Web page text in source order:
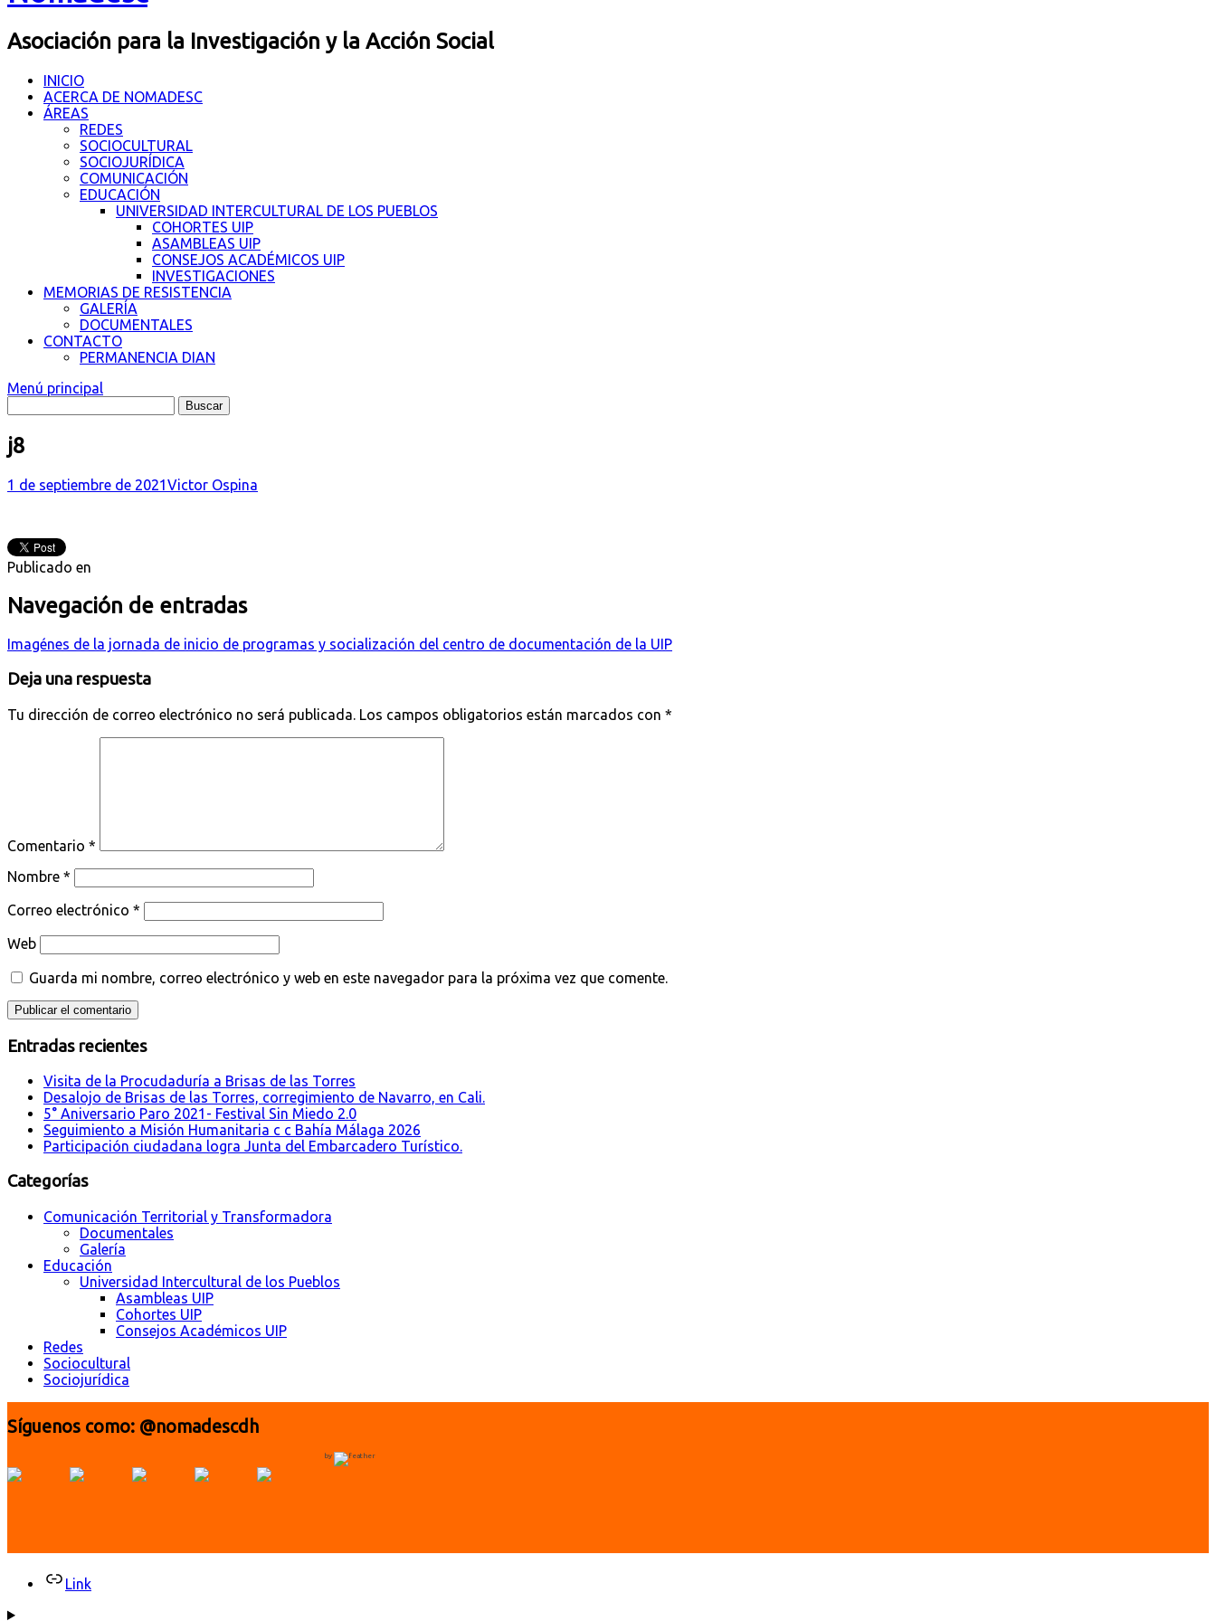
Asociación para la Investigación y la Acción Social
INICIO
ACERCA DE NOMADESC
ÁREAS
REDES
SOCIOCULTURAL
SOCIOJURÍDICA
COMUNICACIÓN
EDUCACIÓN
UNIVERSIDAD INTERCULTURAL DE LOS PUEBLOS
COHORTES UIP
ASAMBLEAS UIP
CONSEJOS ACADÉMICOS UIP
INVESTIGACIONES
MEMORIAS DE RESISTENCIA
GALERÍA
DOCUMENTALES
CONTACTO
PERMANENCIA DIAN
Menú principal
j8
1 de septiembre de 2021Victor Ospina
Publicado en
Navegación de entradas
Imagénes de la jornada de inicio de programas y socialización del centro de documentación de la UIP
Deja una respuesta
Tu dirección de correo electrónico no será publicada. Los campos obligatorios están marcados con *
Comentario *
Nombre *
Correo electrónico *
Web
Guarda mi nombre, correo electrónico y web en este navegador para la próxima vez que comente.
Entradas recientes
Visita de la Procudaduría a Brisas de las Torres
Desalojo de Brisas de las Torres, corregimiento de Navarro, en Cali.
5° Aniversario Paro 2021- Festival Sin Miedo 2.0
Seguimiento a Misión Humanitaria c c Bahía Málaga 2026
Participación ciudadana logra Junta del Embarcadero Turístico.
Categorías
Comunicación Territorial y Transformadora
Documentales
Galería
Educación
Universidad Intercultural de los Pueblos
Asambleas UIP
Cohortes UIP
Consejos Académicos UIP
Redes
Sociocultural
Sociojurídica
Síguenos como: @nomadescdh
by
Link